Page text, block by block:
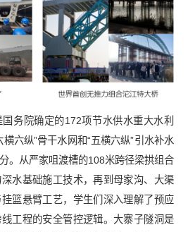
务院确定的‌172项节水供水重大水利
六纵‌”骨干水网和“‌五横六纵‌”引水补水
。从严家咀渡槽的108米跨径梁拱组合
水基础施工技术，再到母家沟、大渠
篮悬臂工艺，学生们深入理解了预应
工程的安全管控逻辑。大寨子隧洞是